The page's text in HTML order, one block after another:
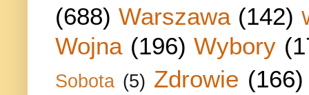
(688) Warszawa (142)
Wojna (196) Wybory
Sobota (5) Zdrowie (166)